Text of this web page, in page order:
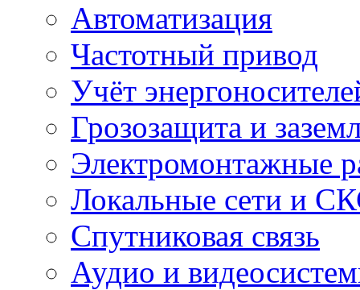
Автоматизация
Частотный привод
Учёт
Грозозащита и
Электромонтажные
Локальные сети и
Спутниковая связь
Аудио и